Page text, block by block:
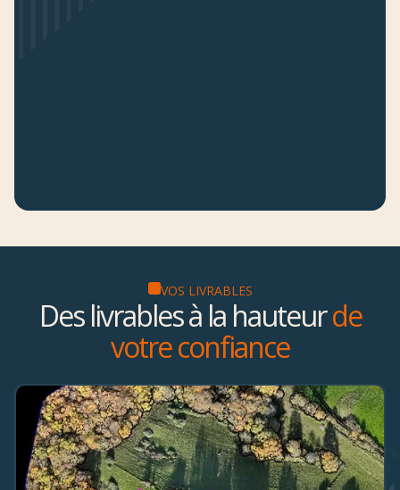
VOS LIVRABLES
Des livrables à la hauteurde
votre confiance